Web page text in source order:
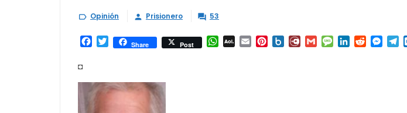
 Opinión  Prisionero  53
Facebook
TwitterShare Post WhatsApp
AOL EmailPinterest
Box.netDiary.Ru
GmailMessage
LinkedIn
Reddit
◘